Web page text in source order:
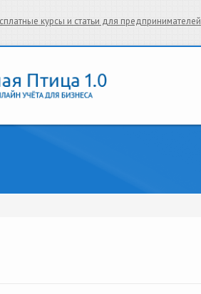
курсы и статьи для предпринимателей